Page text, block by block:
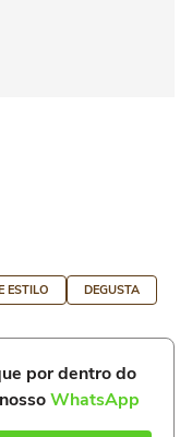
ESTILO DEGUSTA
por dentro do
WhatsApp